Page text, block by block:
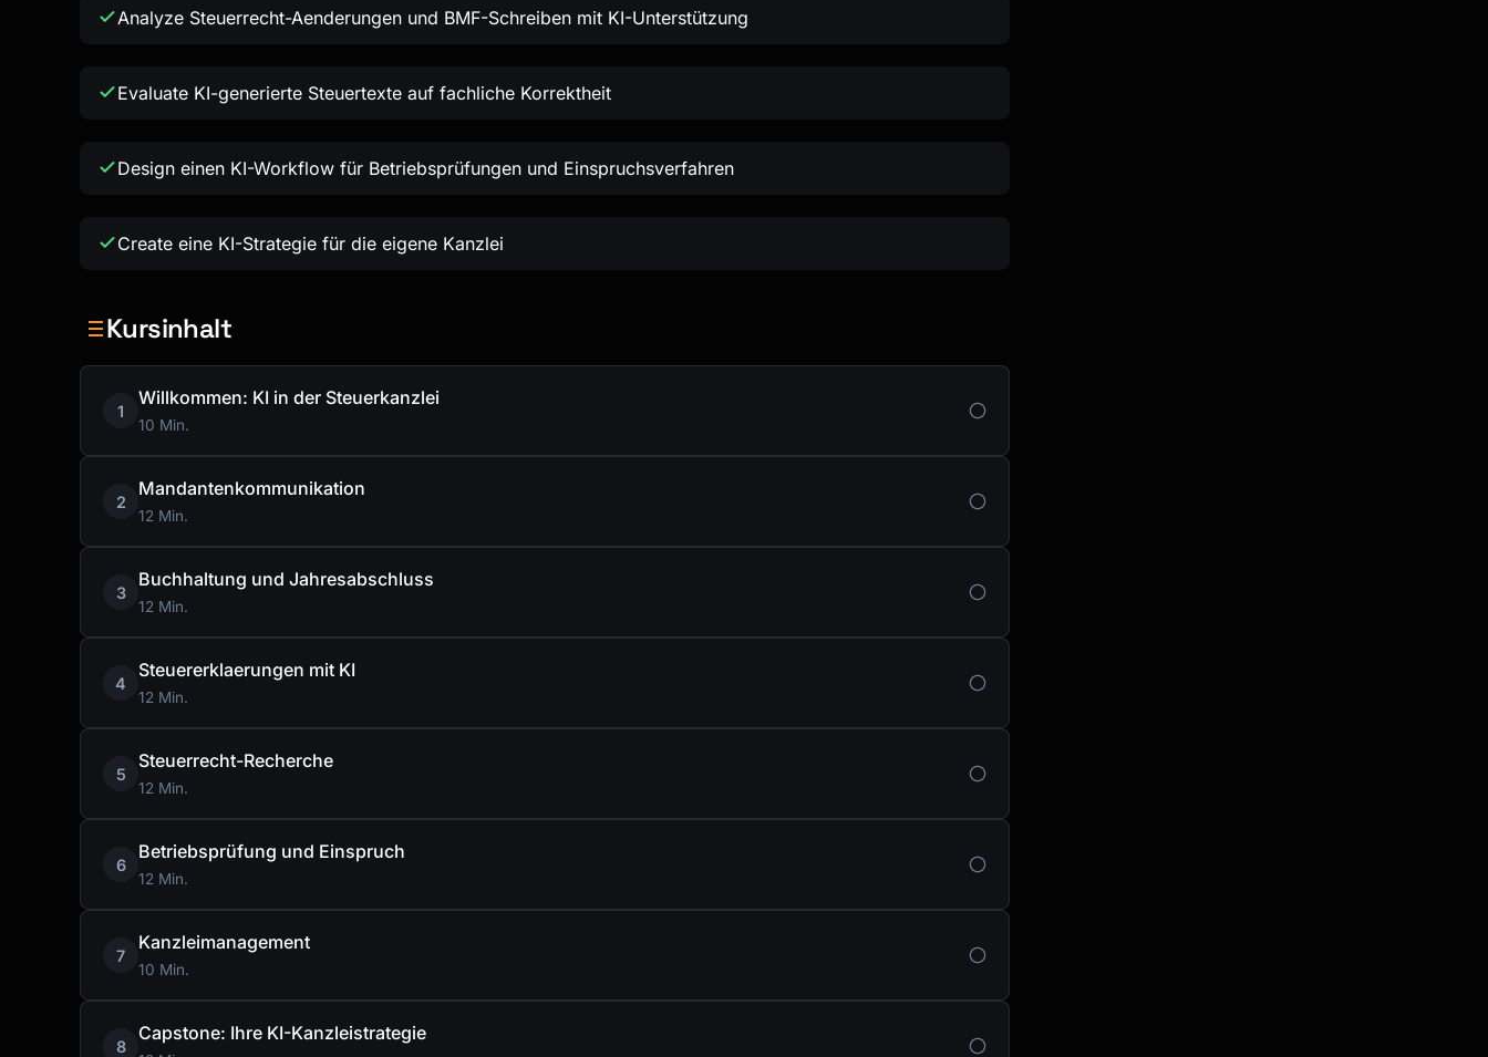
Analyze Steuerrecht-Aenderungen und BMF-Schreiben mit KI-Unterstützung
Evaluate KI-generierte Steuertexte auf fachliche Korrektheit
Design einen KI-Workflow für Betriebsprüfungen und Einspruchsverfahren
Create eine KI-Strategie für die eigene Kanzlei
Kursinhalt
1
Willkommen: KI in der Steuerkanzlei
10 Min.
2
Mandantenkommunikation
12 Min.
3
Buchhaltung und Jahresabschluss
12 Min.
4
Steuererklaerungen mit KI
12 Min.
5
Steuerrecht-Recherche
12 Min.
6
Betriebsprüfung und Einspruch
12 Min.
7
Kanzleimanagement
10 Min.
8
Capstone: Ihre KI-Kanzleistrategie